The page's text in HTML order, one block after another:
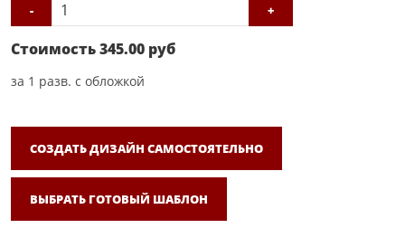
- +
Стоимость345.00 руб
за 1 разв. с обложкой
СОЗДАТЬ ДИЗАЙН САМОСТОЯТЕЛЬНО
ВЫБРАТЬ ГОТОВЫЙ ШАБЛОН